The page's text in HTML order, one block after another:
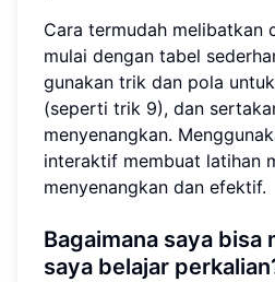
Cara termudah melibatkan
mulai dengan tabel
gunakan trik dan pola
(seperti trik 9), dan
menyenangkan.
interaktif membuat latihan
menyenangkan dan efektif.
Bagaimana saya bisa
saya belajar